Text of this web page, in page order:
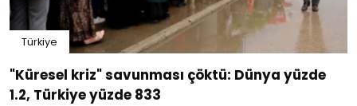
Türkiye
"Küresel kriz" savunması çöktü: Dünya yüzde
1.2, Türkiye yüzde 833